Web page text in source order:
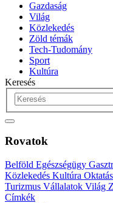
Gazdaság
Világ
Közlekedés
Zöld témák
Tech-Tudomány
Sport
Kultúra
Keresés
Rovatok
Belföld Egészségügy
Közlekedés Kultúra Oktatás
Turizmus Vállalatok Világ
Címkék